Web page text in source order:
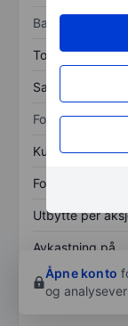
Balanse
Totale eiendeler
Samlet gjeld
Forholdstall
Kurs/salg
Fortjeneste per
Utbytte per
Avkastning på
egenkapital
Åpne konto
og